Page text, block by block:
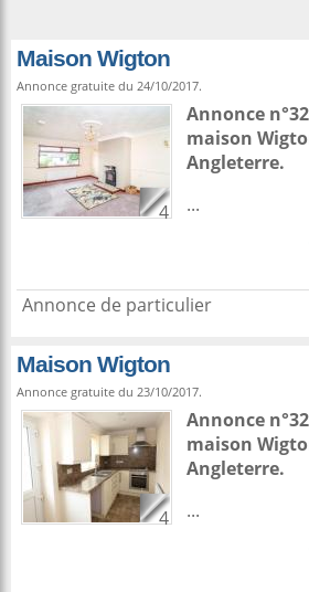
Maison Wigton
Annonce gratuite du 24/10/2017.
4
Annonce
maison
Angleterre.
...
Annonce de particulier
Maison Wigton
Annonce gratuite du 23/10/2017.
4
Annonce
maison
Angleterre.
...